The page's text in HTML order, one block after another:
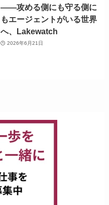
——攻める側にも守る側に
もエージェントがいる世界
へ、Lakewatch
2026年6月21日